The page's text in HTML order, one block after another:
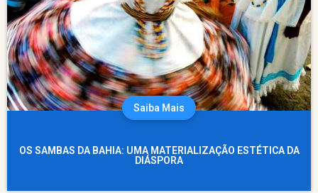
Saiba Mais
OS SAMBAS DA BAHIA: UMA MATERIALIZAÇÃO ESTÉTICA DA
DIÁSPORA